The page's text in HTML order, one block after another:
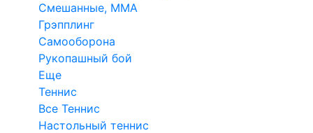
Смешанные, ММА
Грэпплинг
Самооборона
Рукопашный бой
Еще
Теннис
Все Теннис
Настольный теннис